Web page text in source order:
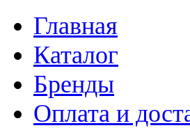
Главная
Каталог
Бренды
Оплата и